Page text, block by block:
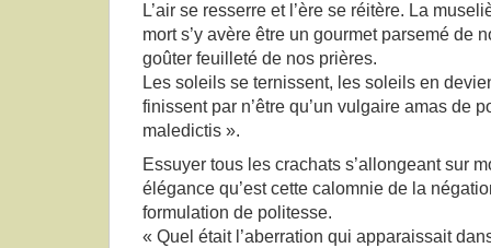
L’air se resserre et l’ère se réitère. La
mort s’y avère être un gourmet parsemé de
goûter feuilleté de nos prières.
Les soleils se ternissent, les soleils en
finissent par n’être qu’un vulgaire amas de
maledictis ».
Essuyer tous les crachats s’allongeant sur
élégance qu’est cette calomnie de la
formulation de politesse.
« Quel était l’aberration qui apparaissait